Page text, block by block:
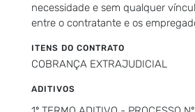
necessidade e sem qualquer
entre o contratante e os
ITENS DO CONTRATO
COBRANÇA EXTRAJUDICIAL
ADITIVOS